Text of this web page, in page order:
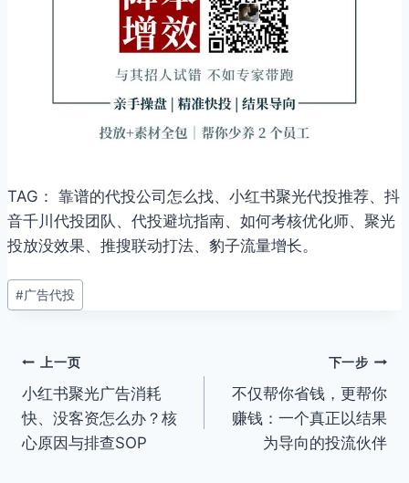
TAG： 靠谱的代投公司怎么找、小红书聚光代投推荐、抖
音千川代投团队、代投避坑指南、如何考核优化师、聚光
投放没效果、推搜联动打法、豹子流量增长。
文
章
签：
#广告代投
文
章
导
上一页
小红书聚光广告消耗
快、没客资怎么办？核
心原因与排查SOP
下一步
不仅帮你省钱，更帮你
赚钱：一个真正以结果
为导向的投流伙伴